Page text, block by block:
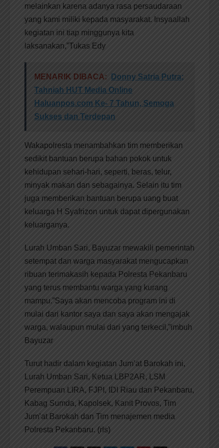
melainkan karena adanya rasa persaudaraan
yang kami miliki kepada masyarakat. Insyaallah
kegiatan ini tiap minggunya kita
laksanakan,”Tukas Edy
MENARIK DIBACA:
Donny Satria Putra;
Tahniah HUT Media Online
Haluanpos.com Ke- 7 Tahun, Semoga
Sukses dan Terdepan
Wakapolresta menambahkan tim memberikan
sedikit bantuan berupa bahan pokok untuk
kehidupan sehari-hari, seperti, beras, telur,
minyak makan dan sebagainya. Selain itu tim
juga memberikan bantuan berupa uang buat
keluarga H Syafrizon untuk dapat dipergunakan
keluarganya.
Lurah Umban Sari, Bayuzar mewakili pemerintah
setempat dan warga masyarakat mengucapkan
ribuan terimakasih kepada Polresta Pekanbaru
yang terus membantu warga yang kurang
mampu.”Saya akan mencoba program ini di
mulai dari kantor saya dan saya akan mengajak
warga, walaupun mulai dari yang terkecil,”imbuh
Bayuzar
Turut hadir dalam kegiatan Jum’at Barokah ini,
Lurah Umban Sari, Ketua LBP2AR, LSM
Perempuan LIRA, FJPI, IDI Riau dan Pekanbaru,
Kabag Sumda, Kapolsek, Kanit Provos, Tim
Jum’at Barokah dan Tim menajemen media
Polresta Pekanbaru. (rls)